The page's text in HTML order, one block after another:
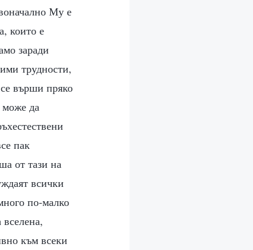
Му е
които е
заради
трудности,
се върши пряко
може да
пак
от тази на
всички
по-малко
към всеки